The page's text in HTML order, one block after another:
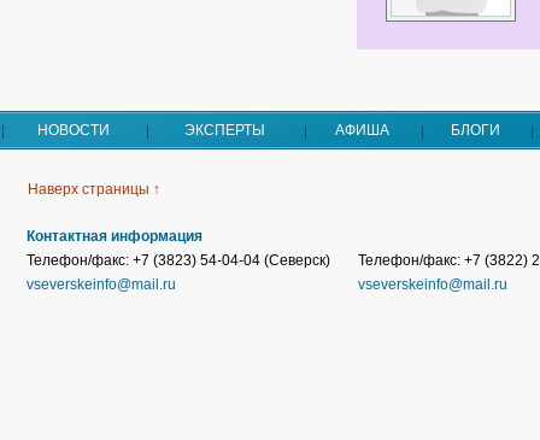
НОВОСТИ ЭКСПЕРТЫ АФИША БЛОГИ
Наверх страницы ↑
Контактная информация
Телефон/факс: +7 (3823) 54-04-04 (Северск)
vseverskeinfo@mail.ru
Телефон/факс: +7 (3822)
vseverskeinfo@mail.ru